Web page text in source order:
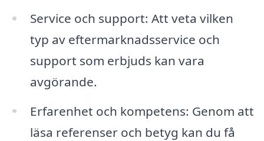
Service och support: Att veta vilken
typ av eftermarknadsservice och
support som erbjuds kan vara
avgörande.
Erfarenhet och kompetens: Genom att
läsa referenser och betyg kan du få